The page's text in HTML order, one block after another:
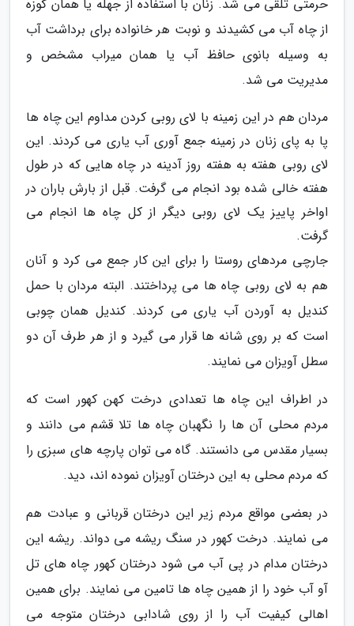
حرمتی تلقی می شد. زنان با استفاده از جهله یا همان کوزه
از چاه آب می کشیدند و نوبت هر خانواده برای برداشت آب
به وسیله بانوی حافظ آب یا همان میراب مشخص و
مدیریت می شد.
مردان هم در این زمینه با لای روبی کردن مداوم این چاه ها
پا به پای زنان در زمینه جمع آوری آب یاری می کردند. این
لای روبی هفته به هفته روز آدینه در چاه هایی که در طول
هفته خالی شده بود انجام می گرفت. قبل از بارش باران در
اواخر پاییز یک لای روبی دیگر از کل چاه ها انجام می
گرفت.
جارچی مردهای روستا را برای این کار جمع می کرد و آنان
هم به لای روبی چاه ها می پرداختند. البته مردان با حمل
کندیل به آوردن آب یاری می کردند. کندیل همان چوبی
است که بر روی شانه ها قرار می گیرد و از هر طرف آن دو
سطل آویزان می نمایند.
در اطراف این چاه ها تعدادی درخت کهن کهور است که
مردم محلی آن ها را نگهبان چاه ها تلا قشم می دانند و
بسیار مقدس می دانستند. گاه می توان پارچه های سبزی را
که مردم محلی به این درختان آویزان نموده اند، دید.
در بعضی مواقع مردم زیر این درختان قربانی و عبادت هم
می نمایند. درخت کهور در سنگ ریشه می دواند. ریشه این
درختان مدام در پی آب می شود درختان کهور چاه های تل
آو آب خود را از همین چاه ها تامین می نمایند. برای همین
اهالی کیفیت آب را از روی شادابی درختان متوجه می